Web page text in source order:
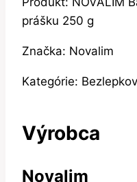
prášku 250 g
Značka: Novalim
Kategórie:
Výrobca
Novalim